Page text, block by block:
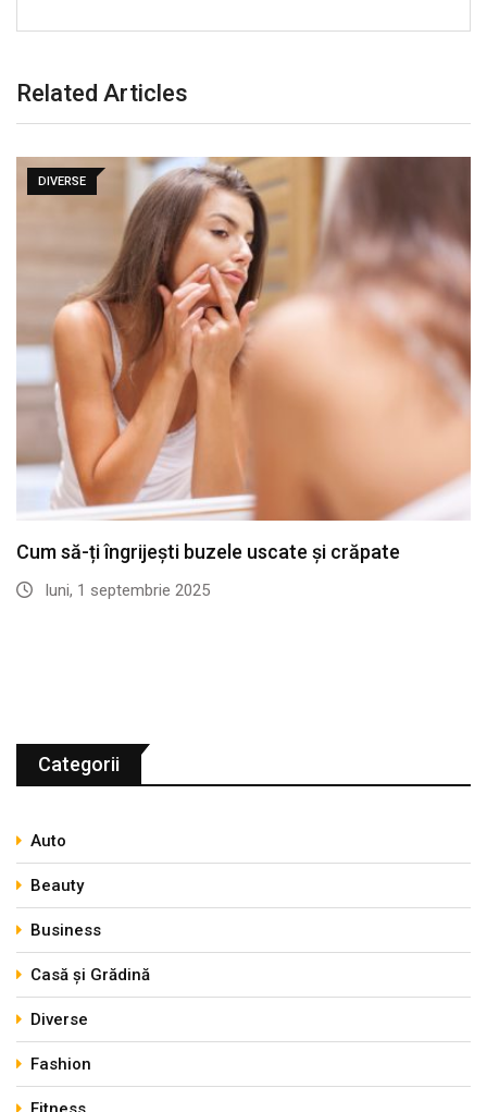
Related Articles
DIVERSE
Cum să-ți îngrijești buzele uscate și crăpate
luni, 1 septembrie 2025
Categorii
Auto
Beauty
Business
Casă și Grădină
Diverse
Fashion